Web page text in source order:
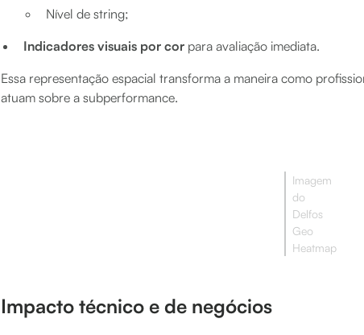
Nível de string;
Indicadores visuais por cor para avaliação imediata.
Essa representação espacial transforma a maneira como
atuam sobre a subperformance.
Imagem
do
Delfos
Geo
Heatmap
Impacto técnico e de negócios